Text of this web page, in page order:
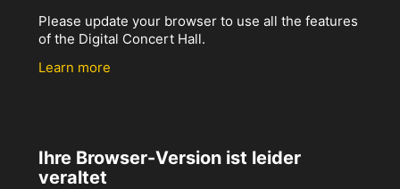
Please update your browser to use all the features
of the Digital Concert Hall.
Learn more
Ihre Browser-Version ist leider
veraltet